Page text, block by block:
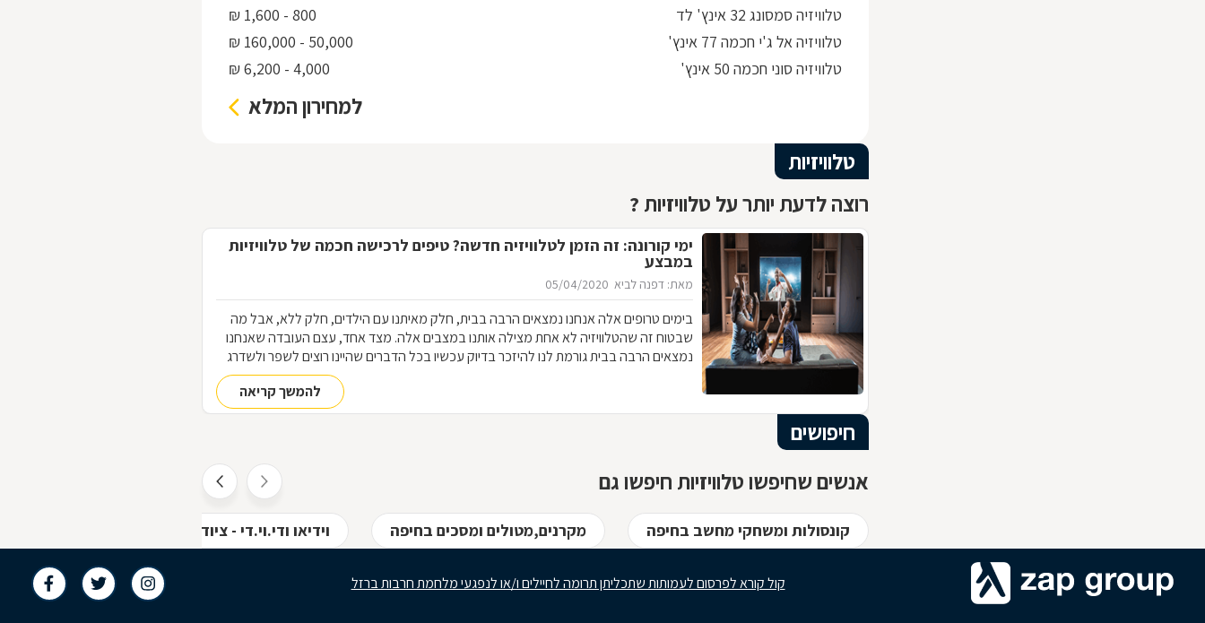
טלוויזיה סמסונג 32 אינץ' לד
800 - 1,600 ₪
טלוויזיה אל ג'י חכמה 77 אינץ'
50,000 - 160,000 ₪
טלוויזיה סוני חכמה 50 אינץ'
4,000 - 6,200 ₪
למחירון המלא
טלוויזיות
רוצה לדעת יותר על טלוויזיות ?
ימי קורונה: זה הזמן לטלוויזיה חדשה? טיפים לרכישה חכמה של טלוויזיות
במבצע
מאת: דפנה לביא 05/04/2020
בימים טרופים אלה אנחנו נמצאים הרבה בבית, חלק מאיתנו עם הילדים, חלק ללא, אבל מה
שבטוח זה שהטלוויזיה לא אחת מצילה אותנו במצבים אלה. מצד אחד, עצם העובדה שאנחנו
נמצאים הרבה בבית גורמת לנו להיזכר בדיוק עכשיו בכל הדברים שהיינו רוצים לשפר ולשדרג
בבית, אך מצד שני, המצב במשק לא מזהיר, וחלקנו אף מוצאים את עצמינו ללא עבודה וללא
להמשך קריאה
חיפושים
אנשים שחיפשו טלוויזיות חיפשו גם
קונסולות ומשחקי מחשב בחיפה מקרנים,מטולים ומסכים בחיפה וידיאו ודי.וי.די - ציוד, שירות, תיקונים והשכרה
קול קורא לפרסום לעמותות שתכליתן תרומה לחיילים ו/או לנפגעי מלחמת חרבות ברזל